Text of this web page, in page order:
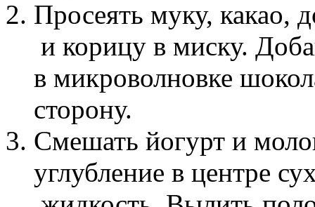
Просеять муку, какао,
и корицу в миску.
в микроволновке
сторону.
Смешать йогурт и
углубление в центре